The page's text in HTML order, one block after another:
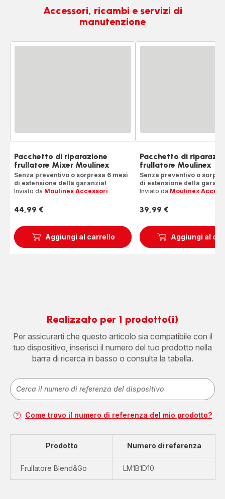
Accessori, ricambi e servizi di
manutenzione
Aggiungi al carrello
Pacchetto di riparazione
frullatore Mixer Moulinex
Senza preventivo o sorpresa 6 mesi
di estensione della garanzia!
Inviato da Moulinex Accessori
Prezzo
44,99 €
Aggiungi al
Pacchetto di
frullatore Moulinex
Senza preventivo o
di estensione della
Inviato da Moulinex
Prezzo
39,99 €
Realizzato per 1 prodotto(i)
Per assicurarti che questo articolo sia compatibile con il
tuo dispositivo, inserisci il numero del tuo prodotto nella
barra di ricerca in basso o consulta la tabella.
Come trovo il numero di referenza del mio prodotto?
Prodotto Numero di referenza
Frullatore Blend&Go LM1B1D10